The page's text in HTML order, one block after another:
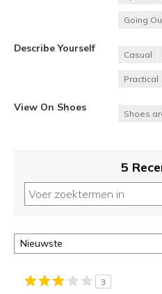
Going
Describe Yourself
Casual
Practical
View On Shoes
Shoes
5
3